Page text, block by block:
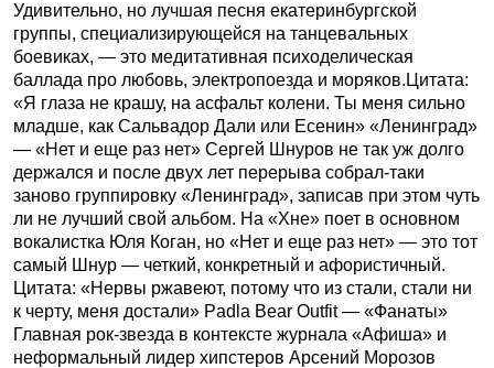
Удивительно, но лучшая песня екатеринбургской
группы, специализирующейся на танцевальных
боевиках, — это медитативная психоделическая
баллада про любовь, электропоезда и моряков.Цитата:
«Я глаза не крашу, на асфальт колени. Ты меня сильно
младше, как Сальвадор Дали или Есенин» «Ленинград»
— «Нет и еще раз нет» Сергей Шнуров не так уж долго
держался и после двух лет перерыва собрал-таки
заново группировку «Ленинград», записав при этом чуть
ли не лучший свой альбом. На «Хне» поет в основном
вокалистка Юля Коган, но «Нет и еще раз нет» — это тот
самый Шнур — четкий, конкретный и афористичный.
Цитата: «Нервы ржавеют, потому что из стали, стали ни
к черту, меня достали» Padla Bear Outfit — «Фанаты»
Главная рок-звезда в контексте журнала «Афиша» и
неформальный лидер хипстеров Арсений Морозов